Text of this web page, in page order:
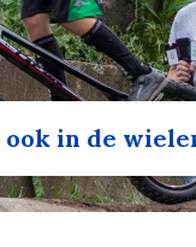
in de